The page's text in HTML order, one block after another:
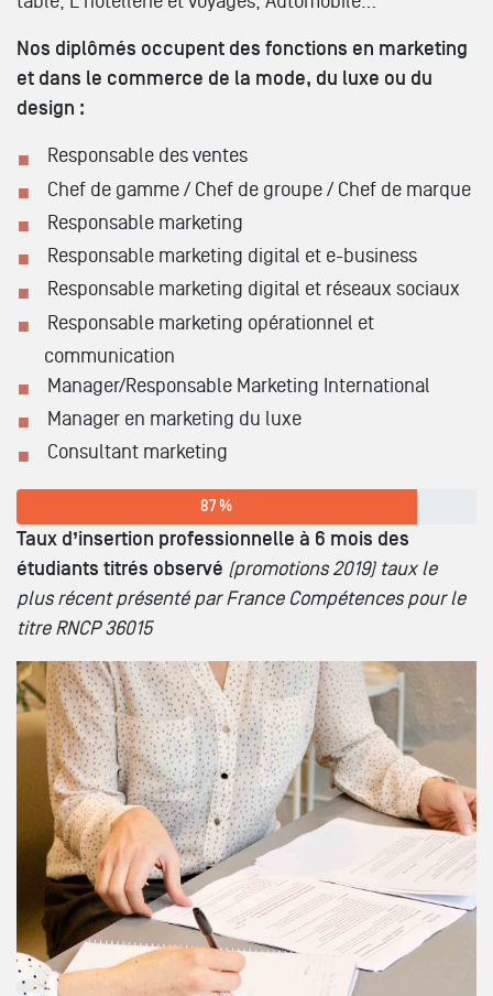
Nos diplômés occupent des fonctions en marketing
et dans le commerce de la mode, du luxe ou du
design :
Responsable des ventes
Chef de gamme / Chef de groupe / Chef de marque
Responsable marketing
Responsable marketing digital et e-business
Responsable marketing digital et réseaux sociaux
Responsable marketing opérationnel et
communication
Manager/Responsable Marketing International
Manager en marketing du luxe
Consultant marketing
87 %
Taux d’insertion professionnelle à 6 mois des
étudiants titrés observé (promotions 2019) taux le
plus récent présenté par France Compétences pour le
titre RNCP 36015